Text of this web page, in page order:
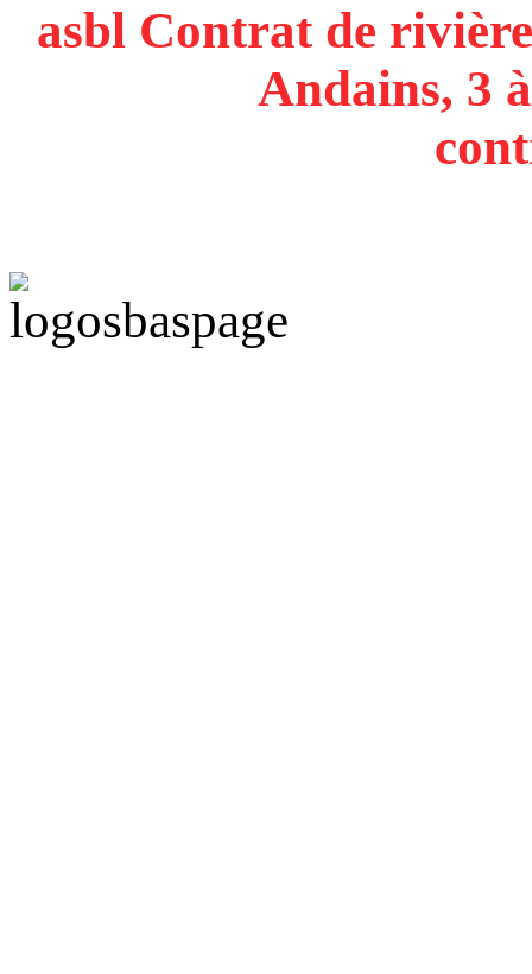
asbl Contrat de
Andains, 3